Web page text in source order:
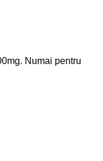
Numai pentru